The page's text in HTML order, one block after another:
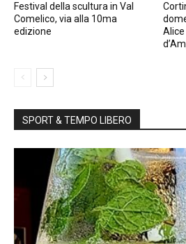
Festival della scultura in Val
Comelico, via alla 10ma
edizione
SPORT & TEMPO LIBERO